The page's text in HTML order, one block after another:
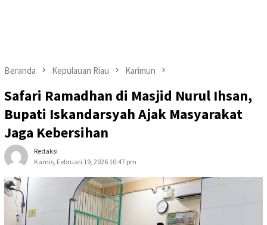
Beranda Kepulauan Riau Karimun
Safari Ramadhan di Masjid Nurul Ihsan,
Bupati Iskandarsyah Ajak Masyarakat
Jaga Kebersihan
Redaksi
Kamis, Februari 19, 2026 10:47 pm